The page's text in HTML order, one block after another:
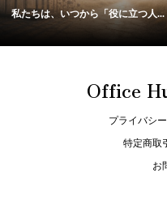
私たちは、いつから「役に立つ人...
Office
プライバシ
特定商取
お